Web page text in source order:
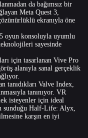
da bağımsız bir
Meta Quest 3,
ekranıyla öne
oyun konsoluyla uyumlu
sayesinde
için tasarlanan Vive Pro
alanıyla sanal gerçeklik
tanıdıkları Valve Index,
tanınıyor. VR
isteyenler için ideal
sunduğu Half-Life: Alyx,
karşın en iyi